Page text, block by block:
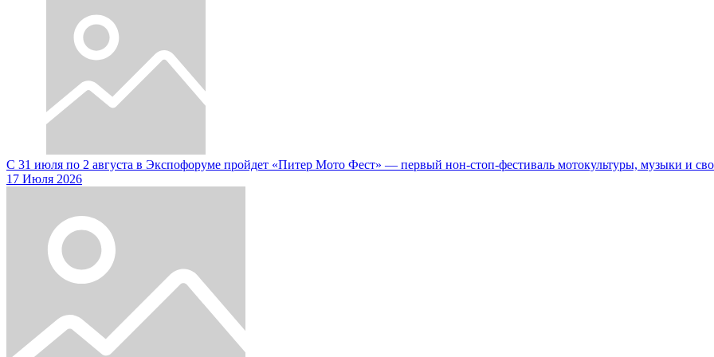
С 31 июля по 2 августа в Экспофоруме пройдет «Питер Мото Фест» — первый нон-стоп-фестиваль мотокультуры, музыки и
17 Июля 2026